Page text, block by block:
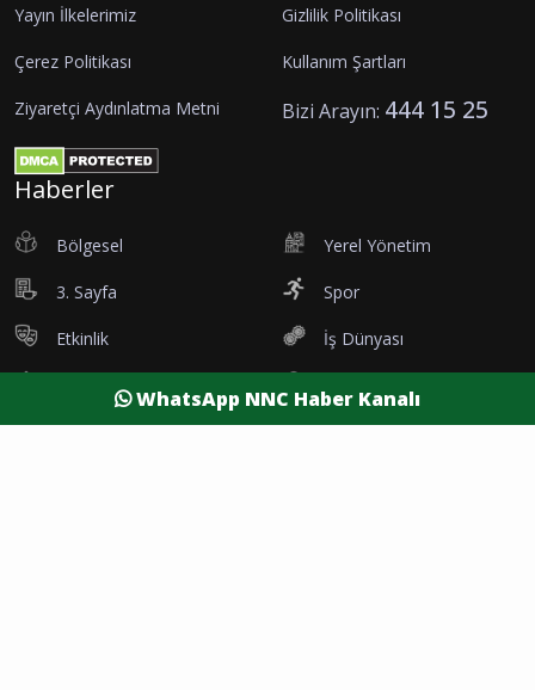
Yayın İlkelerimiz Gizlilik Politikası
Çerez Politikası Kullanım Şartları
Ziyaretçi Aydınlatma Metni Bizi Arayın: 444 15 25
Haberler
Bölgesel Yerel Yönetim
3. Sayfa Spor
Etkinlik İş Dünyası
Eleman İlanı Sağlık
WhatsApp NNC Haber Kanalı